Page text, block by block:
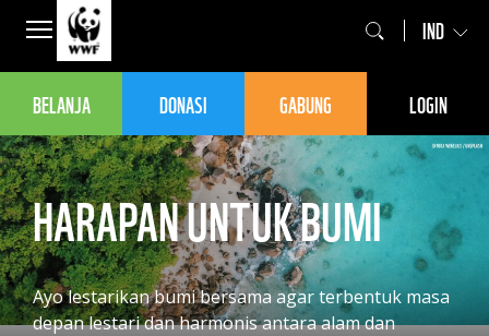
IND
BELANJA DONASI GABUNG LOGIN
HARAPAN UNTUK BUMI
Ayo lestarikan bumi bersama agar terbentuk masa
depan lestari dan harmonis antara alam dan